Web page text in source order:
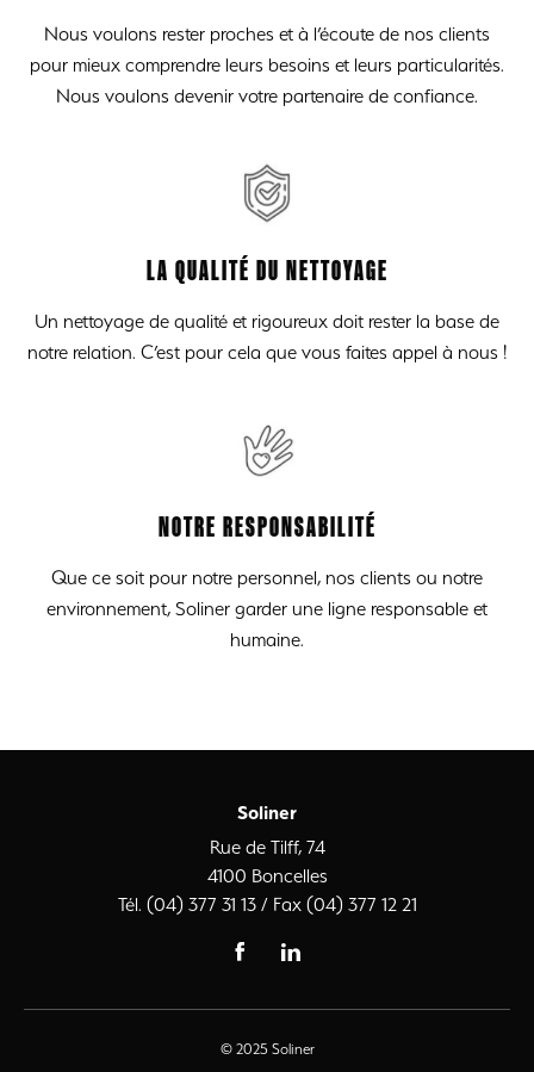
Nous voulons rester proches et à l’écoute de nos clients
pour mieux comprendre leurs besoins et leurs particularités.
Nous voulons devenir votre partenaire de confiance.
LA QUALITÉ DU NETTOYAGE
Un nettoyage de qualité et rigoureux doit rester la base de
notre relation. C’est pour cela que vous faites appel à nous !
NOTRE RESPONSABILITÉ
Que ce soit pour notre personnel, nos clients ou notre
environnement, Soliner garder une ligne responsable et
humaine.
Soliner
Rue de Tilff, 74
4100 Boncelles
Tél. (04) 377 31 13 / Fax (04) 377 12 21
© 2025 Soliner